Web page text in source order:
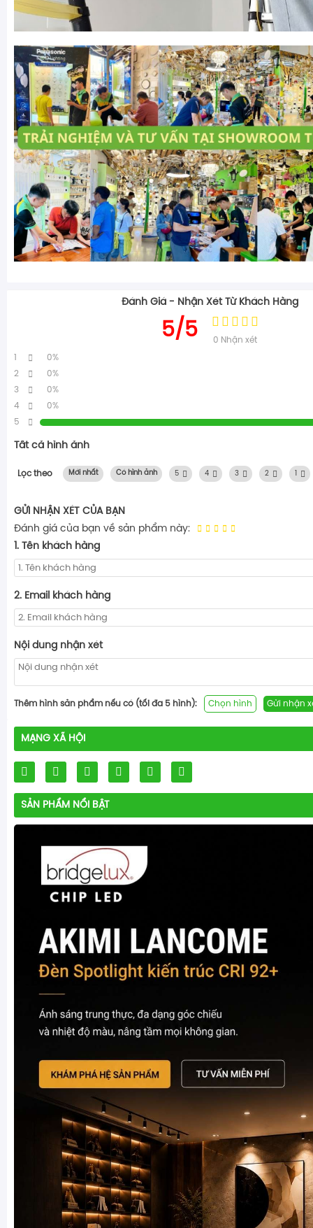
Đánh Giá - Nhận Xét Từ Khách Hàng
5/5 0 Nhận xét
0%
2
0%
3
0%
4
0%
5
Tất cả hình ảnh
Lọc theo Mới nhất Có hình ảnh 5 4 3 2
GỬI NHẬN XÉT CỦA BẠN
Đánh giá của bạn về sản phẩm này:
1. Tên khách hàng
2. Email khách hàng
Nội dung nhận xét
Thêm hình sản phẩm nếu có (tối đa 5 hình): Chọn hình Gửi nhận
MẠNG XÃ HỘI
SẢN PHẨM NỔI BẬT